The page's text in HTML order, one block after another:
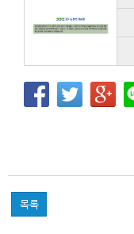
목록